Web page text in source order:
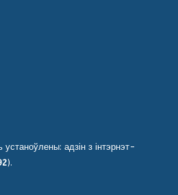
адзін з інтэрнэт-
).